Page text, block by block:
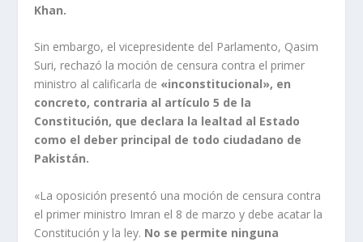
Khan.
Sin embargo, el vicepresidente del Parlamento, Qasim
Suri, rechazó la moción de censura contra el primer
ministro al calificarla de «inconstitucional», en
concreto, contraria al artículo 5 de la
Constitución, que declara la lealtad al Estado
como el deber principal de todo ciudadano de
Pakistán.
«La oposición presentó una moción de censura contra
el primer ministro Imran el 8 de marzo y debe acatar la
Constitución y la ley. No se permite ninguna